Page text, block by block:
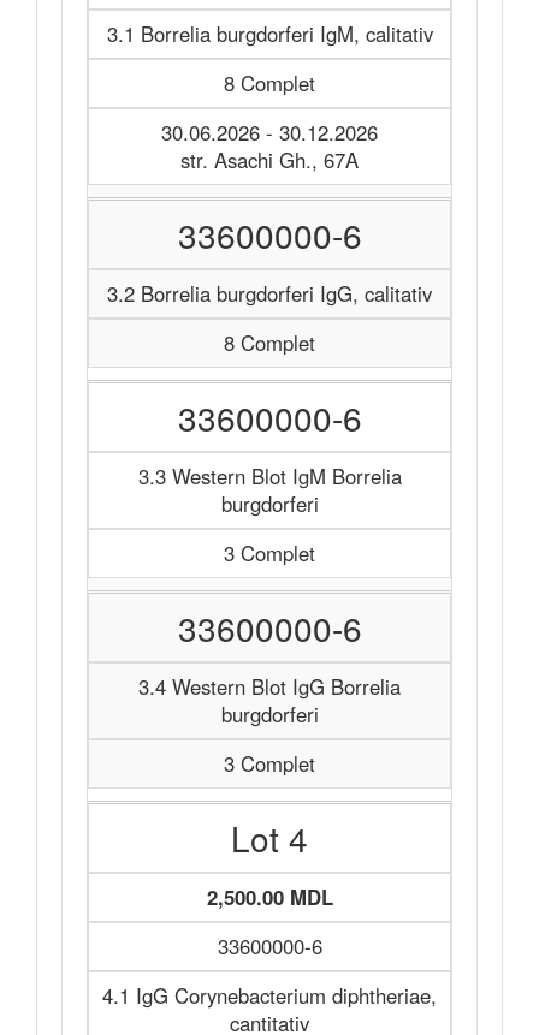
3.1 Borrelia burgdorferi IgM, calitativ
8 Complet
30.06.2026 - 30.12.2026
str. Asachi Gh., 67A
33600000-6
3.2 Borrelia burgdorferi IgG, calitativ
8 Complet
33600000-6
3.3 Western Blot IgM Borrelia
burgdorferi
3 Complet
33600000-6
3.4 Western Blot IgG Borrelia
burgdorferi
3 Complet
Lot 4
2,500.00 MDL
33600000-6
4.1 IgG Corynebacterium diphtheriae,
cantitativ